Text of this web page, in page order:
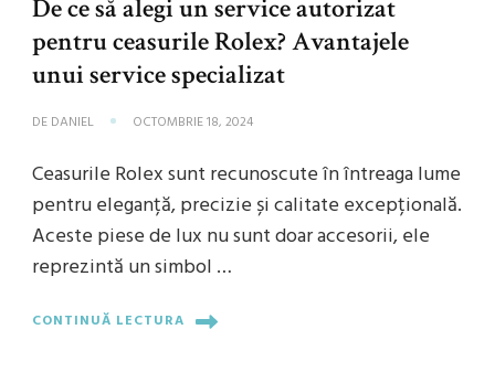
De ce să alegi un service autorizat
pentru ceasurile Rolex? Avantajele
unui service specializat
DE DANIEL OCTOMBRIE 18, 2024
Ceasurile Rolex sunt recunoscute în întreaga lume
pentru eleganță, precizie și calitate excepțională.
Aceste piese de lux nu sunt doar accesorii, ele
reprezintă un simbol …
CONTINUĂ LECTURA